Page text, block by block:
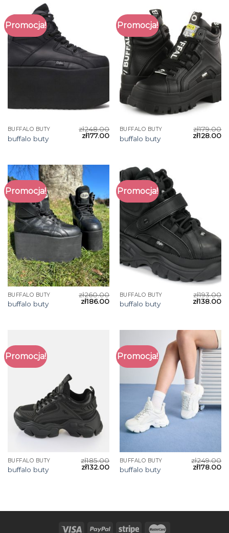
Promocja!
BUFFALO BUTY
buffalo buty
zł248.00
zł177.00
Promocja!
BUFFALO BUTY
buffalo buty
zł179.00
zł128.00
Promocja!
BUFFALO BUTY
buffalo buty
zł260.00
zł186.00
Promocja!
BUFFALO BUTY
buffalo buty
zł193.00
zł138.00
Promocja!
BUFFALO BUTY
buffalo buty
zł185.00
zł132.00
Promocja!
BUFFALO BUTY
buffalo buty
zł249.00
zł178.00